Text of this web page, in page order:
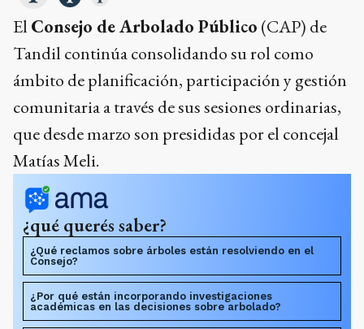
El Consejo de Arbolado Público (CAP) de
Tandil continúa consolidando su rol como
ámbito de planificación, participación y gestión
comunitaria a través de sus sesiones ordinarias,
que desde marzo son presididas por el concejal
Matías Meli.
¿qué querés saber?
¿Qué reclamos sobre árboles están resolviendo en el
Consejo?
¿Por qué están incorporando investigaciones
académicas en las decisiones sobre arbolado?